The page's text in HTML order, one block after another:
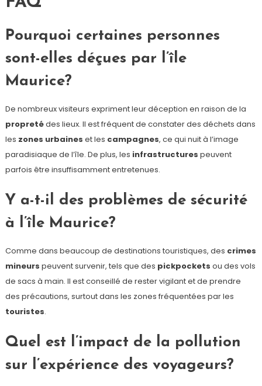
Pourquoi certaines personnes
sont-elles déçues par l’île
Maurice?
De nombreux visiteurs expriment leur déception en raison de la
propretédes lieux. Il est fréquent de constater des déchets dans
les zones urbaines et les campagnes, ce qui nuit à l’image
paradisiaque de l’île. De plus, les infrastructures peuvent
parfois être insuffisamment entretenues.
Y a-t-il des problèmes de sécurité
à l’île Maurice?
Comme dans beaucoup de destinations touristiques, des crimes
mineurs peuvent survenir, tels que des pickpockets ou des vols
de sacs à main. Il est conseillé de rester vigilant et de prendre
des précautions, surtout dans les zones fréquentées par les
touristes.
Quel est l’impact de la pollution
sur l’expérience des voyageurs?